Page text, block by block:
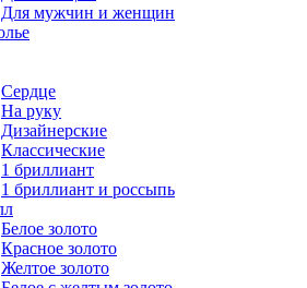
Для мужчин и женщин
Сердце
На руку
Дизайнерские
Классические
1 бриллиант
1 бриллиант и россыпь
Белое золото
Красное золото
Желтое золото